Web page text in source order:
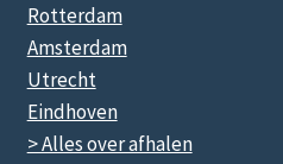
Rotterdam
Amsterdam
Utrecht
Eindhoven
> Alles over afhalen